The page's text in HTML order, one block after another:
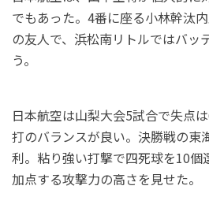
でもあった。4番に座る小林幹汰
の友人で、浜松南リトルではバッ
う。
日本航空は山梨大会5試合で失点
打のバランスが良い。決勝戦の東
利。粘り強い打撃で四死球を10個
加点する攻撃力の高さを見せた。